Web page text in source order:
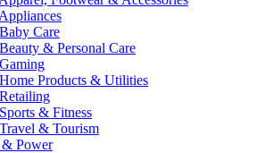
Appliances
Baby Care
Beauty & Personal Care
Gaming
Home Products & Utilities
Retailing
Sports & Fitness
Travel & Tourism
Power